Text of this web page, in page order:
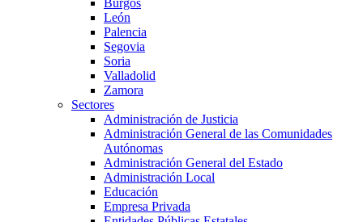
Burgos
León
Palencia
Segovia
Soria
Valladolid
Zamora
Sectores
Administración de Justicia
Administración General de las Comunidades
Autónomas
Administración General del Estado
Administración Local
Educación
Empresa Privada